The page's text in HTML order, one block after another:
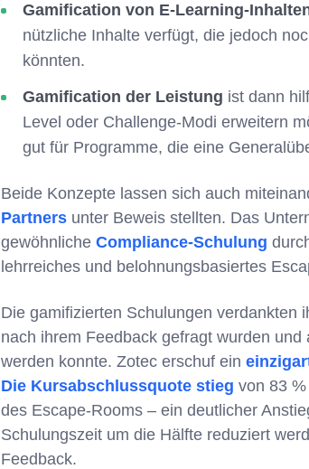
Gamification von E-Learning-
nützliche Inhalte verfügt, die jedoch
könnten.
Gamification der Leistung ist dann
Level oder Challenge-Modi erweitern
gut für Programme, die eine
Beide Konzepte lassen sich auch
Partners unter Beweis stellten. Das
gewöhnliche Compliance-Schulung
lehrreiches und belohnungsbasiertes
Die gamifizierten Schulungen verdankten
nach ihrem Feedback gefragt wurden
werden konnte. Zotec erschuf ein
Die Kursabschlussquote stieg von 83
des Escape-Rooms – ein deutlicher
Schulungszeit um die Hälfte reduziert
Feedback.